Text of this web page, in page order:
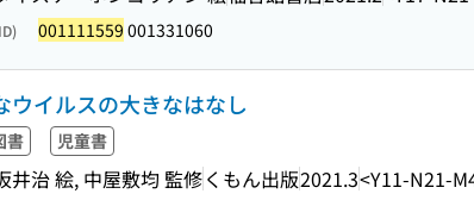
001111559 001331060
ウイルスの大きなはなし
書 児童書
井治 絵, 中屋敷均 監修くもん出版2021.3<Y11-N21-